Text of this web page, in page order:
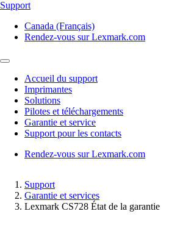
Support
Canada (Français)
Rendez-vous sur Lexmark.com
Accueil du support
Imprimantes
Solutions
Pilotes et téléchargements
Garantie et service
Support pour les contacts
Rendez-vous sur Lexmark.com
Support
Garantie et services
Lexmark CS728 État de la garantie